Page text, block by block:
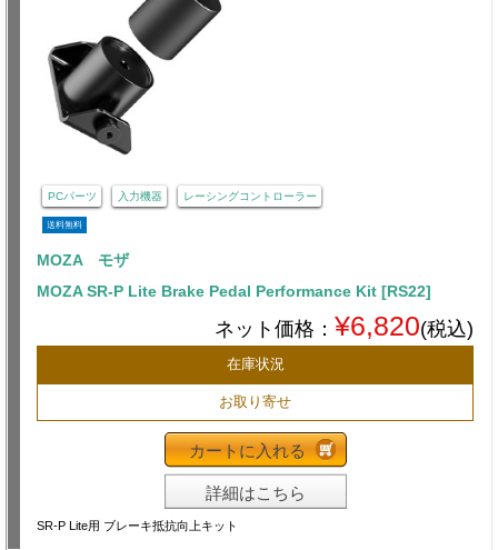
PCパーツ 入力機器 レーシングコントローラー
送料無料
MOZA モザ
MOZA SR-P Lite Brake Pedal Performance Kit [RS22]
ネット価格： ¥6,820(税込)
在庫状況
お取り寄せ
カートに入れる
詳細はこちら
SR-P Lite用 ブレーキ抵抗向上キット